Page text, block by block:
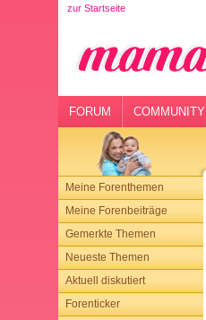
zur Startseite
FORUM COMMUNITY
Meine Forenthemen
Meine Forenbeiträge
Gemerkte Themen
Neueste Themen
Aktuell diskutiert
Forenticker